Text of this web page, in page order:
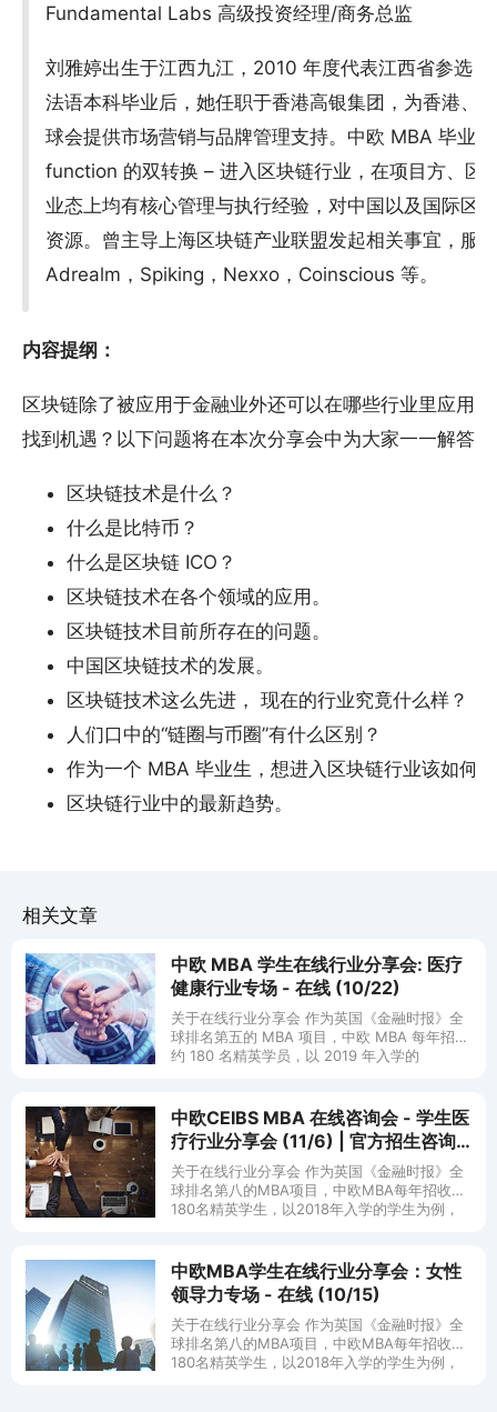
Fundamental Labs 高级投资经理/商务总监
刘雅婷出生于江西九江，2010 年度代表江西省参选
法语本科毕业后，她任职于香港高银集团，为香港、
球会提供市场营销与品牌管理支持。中欧 MBA 毕业
function 的双转换 – 进入区块链行业，在项目方、区
业态上均有核心管理与执行经验，对中国以及国际区
资源。曾主导上海区块链产业联盟发起相关事宜，服
Adrealm，Spiking，Nexxo，Coinscious 等。
内容提纲：
区块链除了被应用于金融业外还可以在哪些行业里应用
找到机遇？以下问题将在本次分享会中为大家一一解答。
区块链技术是什么？
什么是比特币？
什么是区块链 ICO？
区块链技术在各个领域的应用。
区块链技术目前所存在的问题。
中国区块链技术的发展。
区块链技术这么先进， 现在的行业究竟什么样？
人们口中的“链圈与币圈”有什么区别？
作为一个 MBA 毕业生，想进入区块链行业该如何
区块链行业中的最新趋势。
相关文章
中欧 MBA 学生在线行业分享会: 医疗
健康行业专场 - 在线 (10/22)
关于在线行业分享会 作为英国《金融时报》全
球排名第五的 MBA 项目，中欧 MBA 每年招收
约 180 名精英学员，以 2019 年入学的
中欧CEIBS MBA 在线咨询会 - 学生医
疗行业分享会 (11/6) | 官方招生咨询
会(11/8)
关于在线行业分享会 作为英国《金融时报》全
球排名第八的MBA项目，中欧MBA每年招收约
180名精英学生，以2018年入学的学生为例，
中欧MBA学生在线行业分享会：女性
领导力专场 - 在线 (10/15)
关于在线行业分享会 作为英国《金融时报》全
球排名第八的MBA项目，中欧MBA每年招收约
180名精英学生，以2018年入学的学生为例，